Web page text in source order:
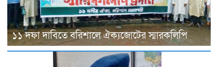
১১ দফা দাবিতে বরিশালে ঐক্যজোটের স্মারকলিপি